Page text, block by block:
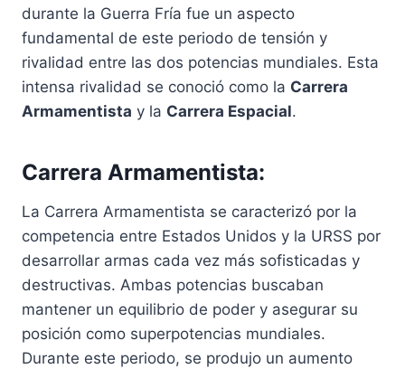
durante la Guerra Fría fue un aspecto
fundamental de este periodo de tensión y
rivalidad entre las dos potencias mundiales. Esta
intensa rivalidad se conoció como la Carrera
Armamentista y la Carrera Espacial.
Carrera Armamentista:
La Carrera Armamentista se caracterizó por la
competencia entre Estados Unidos y la URSS por
desarrollar armas cada vez más sofisticadas y
destructivas. Ambas potencias buscaban
mantener un equilibrio de poder y asegurar su
posición como superpotencias mundiales.
Durante este periodo, se produjo un aumento